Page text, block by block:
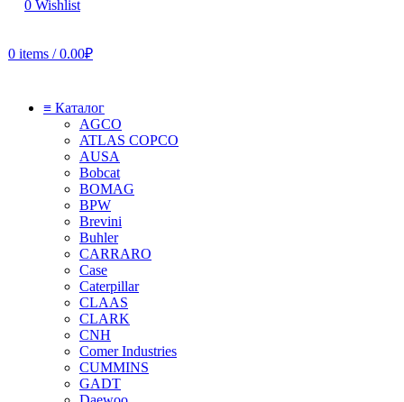
0 Wishlist
0 items / 0.00₽
≡ Каталог
AGCO
ATLAS COPCO
AUSA
Bobcat
BOMAG
BPW
Brevini
Buhler
CARRARO
Case
Caterpillar
CLAAS
CLARK
CNH
Comer Industries
CUMMINS
GADT